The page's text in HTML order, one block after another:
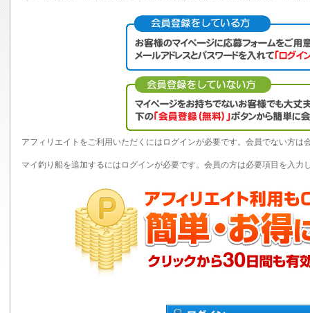
アフィリエイトをご利用いただくにはログインが必要です。会員でない方は
マイ釣り船を追加するにはログインが必要です。会員の方は必要項目を入